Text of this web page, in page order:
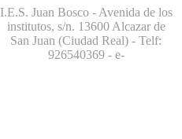
I.E.S. Juan Bosco - Avenida de los
institutos, s/n. 13600 Alcazar de
San Juan (Ciudad Real) - Telf:
926540369- e-